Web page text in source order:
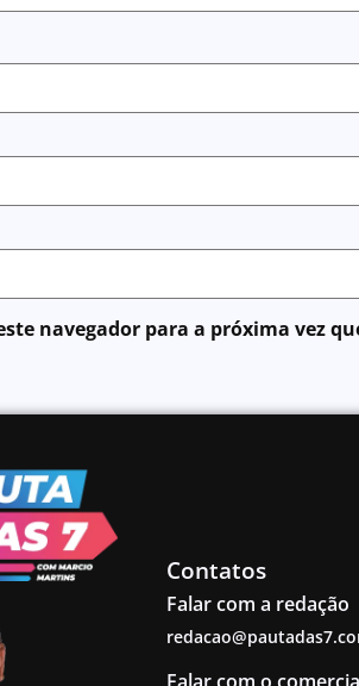
navegador para a próxima vez
Contatos
Falar com a redação